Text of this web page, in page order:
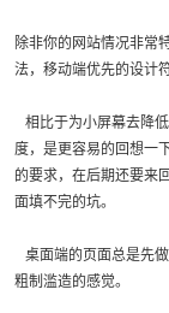
除非你的网站情况非常
法，移动端优先的设计
相比于为小屏幕去降
度，是更容易的回想一
的要求，在后期还要来
面填不完的坑。
桌面端的页面总是先
粗制滥造的感觉。